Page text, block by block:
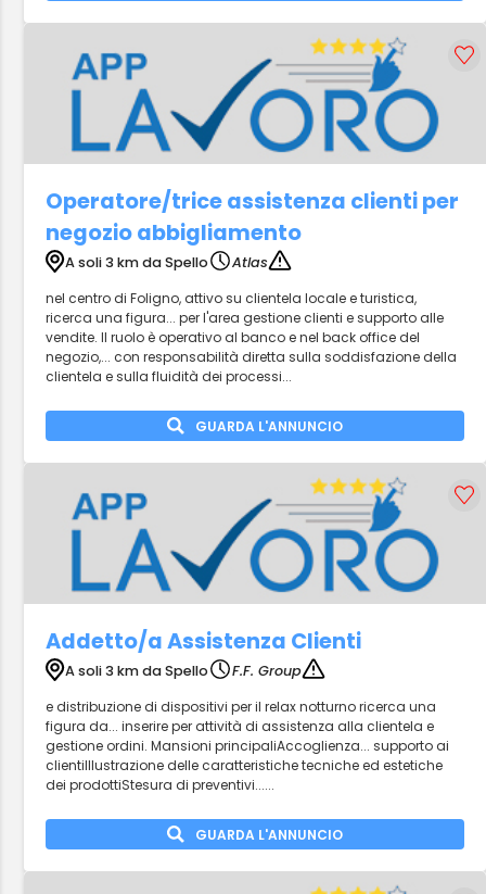
Operatore/trice assistenza clienti per
negozio abbigliamento
A soli 3 km da Spello
Atlas
nel centro di Foligno, attivo su clientela locale e turistica,
ricerca una figura... per l'area gestione clienti e supporto alle
vendite. Il ruolo è operativo al banco e nel back office del
negozio,... con responsabilità diretta sulla soddisfazione della
clientela e sulla fluidità dei processi...
GUARDA L'ANNUNCIO
Addetto/a Assistenza Clienti
A soli 3 km da Spello
F.F. Group
e distribuzione di dispositivi per il relax notturno ricerca una
figura da... inserire per attività di assistenza alla clientela e
gestione ordini. Mansioni principaliAccoglienza... supporto ai
clientiIllustrazione delle caratteristiche tecniche ed estetiche
dei prodottiStesura di preventivi......
GUARDA L'ANNUNCIO